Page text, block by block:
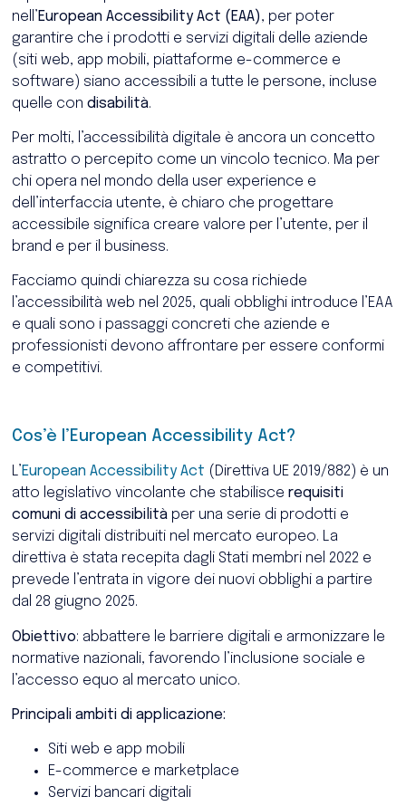
nell’European Accessibility Act (EAA), per poter
garantire che i prodotti e servizi digitali delle aziende
(siti web, app mobili, piattaforme e-commerce e
software) siano accessibili a tutte le persone, incluse
quelle condisabilità.
Per molti, l’accessibilità digitale è ancora un concetto
astratto o percepito come un vincolo tecnico. Ma per
chi opera nel mondo della user experience e
dell’interfaccia utente, è chiaro che progettare
accessibile significa creare valore per l’utente, per il
brand e per il business.
Facciamo quindi chiarezza su cosa richiede
l’accessibilità web nel 2025, quali obblighi introduce l’EAA
e quali sono i passaggi concreti che aziende e
professionisti devono affrontare per essere conformi
e competitivi.
Cos’è l’ European Accessibility Act?
L’European Accessibility Act (Direttiva UE 2019/882) è un
atto legislativo vincolante che stabiliscerequisiti
comuni di accessibilità per una serie di prodotti e
servizi digitali distribuiti nel mercato europeo. La
direttiva è stata recepita dagli Stati membri nel 2022 e
prevede l’entrata in vigore dei nuovi obblighi a partire
dal 28 giugno 2025.
Obiettivo: abbattere le barriere digitali e armonizzare le
normative nazionali, favorendo l’inclusione sociale e
l’accesso equo al mercato unico.
Principali ambiti di applicazione:
Siti web e app mobili
E-commerce e marketplace
Servizi bancari digitali